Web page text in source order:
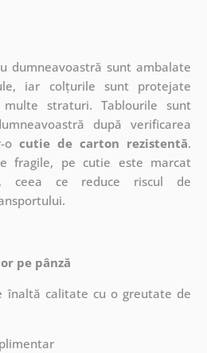
dumneavoastră sunt ambalate
iar colțurile sunt protejate
multe straturi.Tablourile sunt
după verificarea
o cutie de carton rezistentă.
fragile, pe cutie este marcat
ceea ce reduce riscul de
pe pânză
înaltă calitate cu o greutate de